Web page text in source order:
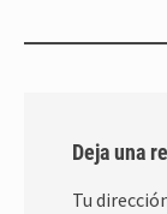
Deja una
Tu